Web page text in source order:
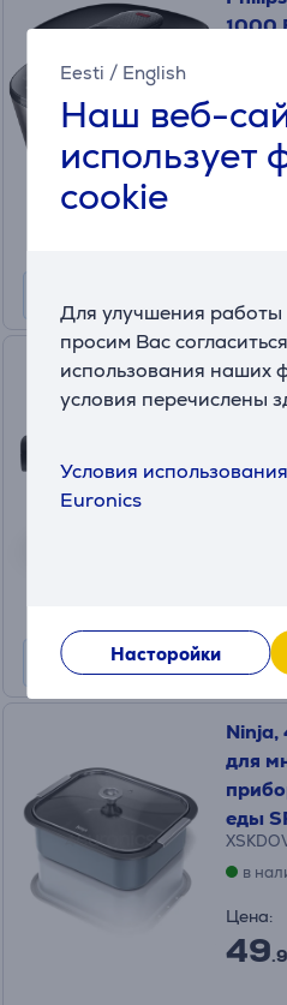
Eesti / English
Наш веб-
использует
cookie
Для улучшения
просим Вас
использования наших
условия перечислены
Условия
Euronics
Насторойки
1000
в
Цена:
179
Tefal
в
Ninja,
для
еды
в
Цена:
49